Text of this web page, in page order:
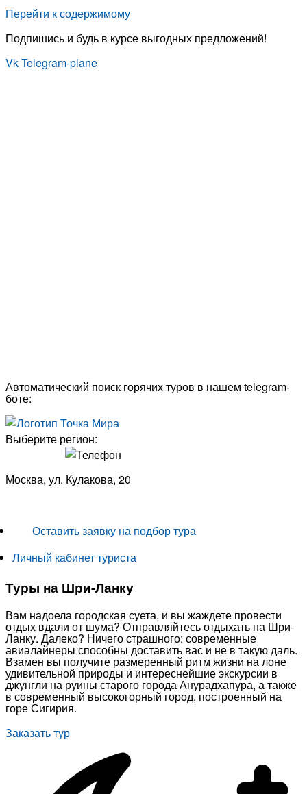
Перейти к содержимому
Подпишись и будь в курсе выгодных предложений!
VkTelegram-plane
Автоматический поиск горячих туров в нашем telegram-
боте:
Выберите регион:
Москва, ул. Кулакова, 20
Оставить заявку на подбор тура
Личный кабинет туриста
Туры на Шри-Ланку
Вам надоела городская суета, и вы жаждете провести
отдых вдали от шума? Отправляйтесь отдыхать на Шри-
Ланку. Далеко? Ничего страшного: современные
авиалайнеры способны доставить вас и не в такую даль.
Взамен вы получите размеренный ритм жизни на лоне
удивительной природы и интереснейшие экскурсии в
джунгли на руины старого города Анурадхапура, а также
в современный высокогорный город, построенный на
горе Сигирия.
Заказать тур